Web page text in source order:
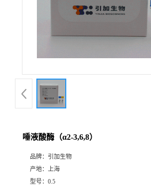
唾液酸酶（α2-3,6,8）
品牌： 引加生物
产地：
上海
型号： 0.5